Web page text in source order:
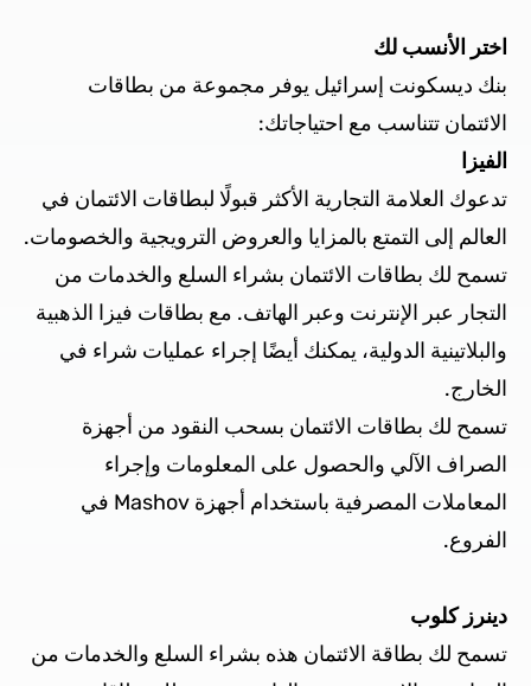
اختر الأنسب لك
بنك ديسكونت إسرائيل يوفر مجموعة من بطاقات
الائتمان تتناسب مع احتياجاتك:
الفيزا
تدعوك العلامة التجارية الأكثر قبولًا لبطاقات الائتمان في
العالم إلى التمتع بالمزايا والعروض الترويجية والخصومات.
تسمح لك بطاقات الائتمان بشراء السلع والخدمات من
التجار عبر الإنترنت وعبر الهاتف. مع بطاقات فيزا الذهبية
والبلاتينية الدولية، يمكنك أيضًا إجراء عمليات شراء في
الخارج.
تسمح لك بطاقات الائتمان بسحب النقود من أجهزة
الصراف الآلي والحصول على المعلومات وإجراء
المعاملات المصرفية باستخدام أجهزة Mashov في
الفروع.
دينرز كلوب
تسمح لك بطاقة الائتمان هذه بشراء السلع والخدمات من